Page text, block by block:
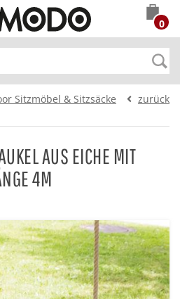
0
Sitzmöbel & Sitzsäcke zurück
AUS EICHE MIT
4M